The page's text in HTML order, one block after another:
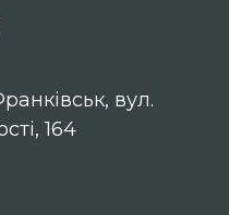
вул.
164